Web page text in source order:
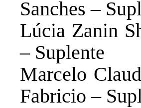
Sanches –
Lúcia Zanin
– Suplente
Marcelo
Fabricio –